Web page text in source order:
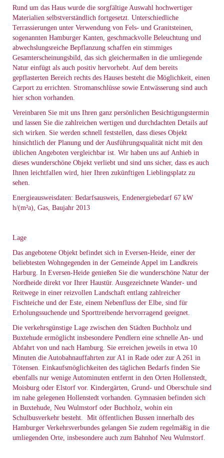
Rund um das Haus wurde die sorgfältige Auswahl hochwertiger
Materialien selbstverständlich fortgesetzt. Unterschiedliche
Terrassierungen unter Verwendung von Fels- und Granitsteinen,
sogenannten Hamburger Kanten, geschmackvolle Beleuchtung und
abwechslungsreiche Bepflanzung schaffen ein stimmiges
Gesamterscheinungsbild, das sich gleichermaßen in die umliegende
Natur einfügt als auch positiv hervorhebt. Auf dem bereits
gepflasterten Bereich rechts des Hauses besteht die Möglichkeit, einen
Carport zu errichten. Stromanschlüsse sowie Entwässerung sind auch
hier schon vorhanden.
Vereinbaren Sie mit uns Ihren ganz persönlichen Besichtigungstermin
und lassen Sie die zahlreichen wertigen und durchdachten Details auf
sich wirken. Sie werden schnell feststellen, dass dieses Objekt
hinsichtlich der Planung und der Ausführungsqualität nicht mit den
üblichen Angeboten vergleichbar ist. Wir haben uns auf Anhieb in
dieses wunderschöne Objekt verliebt und sind uns sicher, dass es auch
Ihnen leichtfallen wird, hier Ihren zukünftigen Lieblingsplatz zu
sehen.
Energieausweisdaten: Bedarfsausweis, Endenergiebedarf 67 kW
h/(m²a), Gas, Baujahr 2013
Lage
Das angebotene Objekt befindet sich in Eversen-Heide, einer der
beliebtesten Wohngegenden in der Gemeinde Appel im Landkreis
Harburg. In Eversen-Heide genießen Sie die wunderschöne Natur der
Nordheide direkt vor Ihrer Haustür. Ausgezeichnete Wander- und
Reitwege in einer reizvollen Landschaft entlang zahlreicher
Fischteiche und der Este, einem Nebenfluss der Elbe, sind für
Erholungssuchende und Sporttreibende hervorragend geeignet.
Die verkehrsgünstige Lage zwischen den Städten Buchholz und
Buxtehude ermöglicht insbesondere Pendlern eine schnelle An- und
Abfahrt von und nach Hamburg. Sie erreichen jeweils in etwa 10
Minuten die Autobahnauffahrten zur A1 in Rade oder zur A 261 in
Tötensen. Einkaufsmöglichkeiten des täglichen Bedarfs finden Sie
ebenfalls nur wenige Autominuten entfernt in den Orten Hollenstedt,
Moisburg oder Elstorf vor. Kindergärten, Grund- und Oberschule sind
im nahe gelegenen Hollenstedt vorhanden. Gymnasien befinden sich
in Buxtehude, Neu Wulmstorf oder Buchholz, wohin ein
Schulbusverkehr besteht. Mit öffentlichen Bussen innerhalb des
Hamburger Verkehrsverbundes gelangen Sie zudem regelmäßig in die
umliegenden Orte, insbesondere auch zum Bahnhof Neu Wulmstorf.